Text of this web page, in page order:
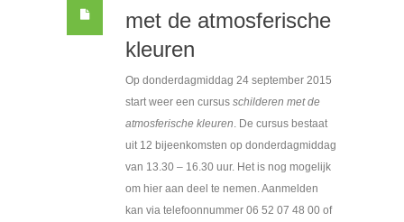
met de atmosferische
kleuren
Op donderdagmiddag 24 september 2015
start weer een cursus schilderen met de
atmosferische kleuren. De cursus bestaat
uit 12 bijeenkomsten op donderdagmiddag
van 13.30 – 16.30 uur. Het is nog mogelijk
om hier aan deel te nemen. Aanmelden
kan via telefoonnummer 06 52 07 48 00 of